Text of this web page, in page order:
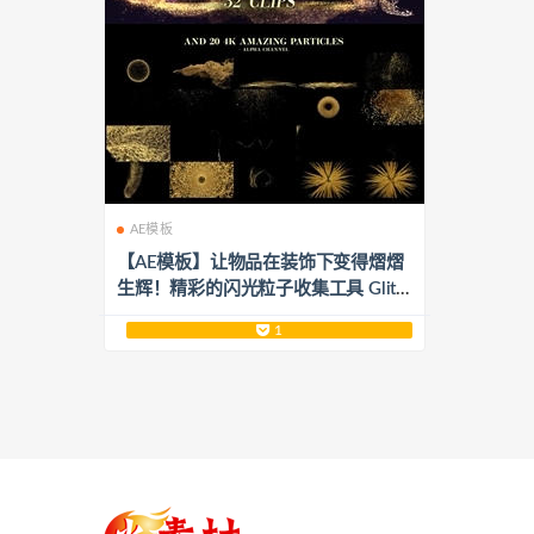
AE模板
【AE模板】让物品在装饰下变得熠熠
生辉！精彩的闪光粒子收集工具 Glitte
1